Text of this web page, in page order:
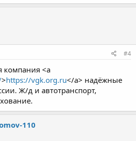
#4
компания <a
>https://vgk.org.ru</a> надёжные
Ж/д и автотранспорт,
110